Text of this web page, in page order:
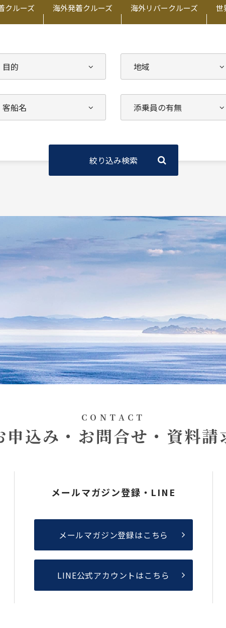
クルーズ 海外発着クルーズ 海外リバークルーズ 世
絞り込み検索
CONTACT
申込み・お問合せ・資料請
メールマガジン登録・LINE
メールマガジン登録はこちら
LINE公式アカウントはこちら